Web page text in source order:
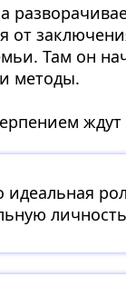
от
Там он
методы.
идеальная